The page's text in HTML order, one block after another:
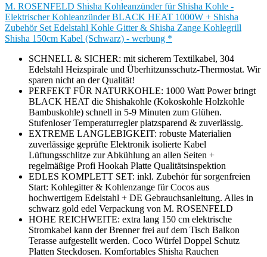
M. ROSENFELD Shisha Kohleanzünder für Shisha Kohle -
Elektrischer Kohleanzünder BLACK HEAT 1000W + Shisha
Zubehör Set Edelstahl Kohle Gitter & Shisha Zange Kohlegrill
Shisha 150cm Kabel (Schwarz) - werbung *
SCHNELL & SICHER: mit sicherem Textilkabel, 304
Edelstahl Heizspirale und Überhitzunsschutz-Thermostat. Wir
sparen nicht an der Qualität!
PERFEKT FÜR NATURKOHLE: 1000 Watt Power bringt
BLACK HEAT die Shishakohle (Kokoskohle Holzkohle
Bambuskohle) schnell in 5-9 Minuten zum Glühen.
Stufenloser Temperaturregler platzsparend & zuverlässig.
EXTREME LANGLEBIGKEIT: robuste Materialien
zuverlässige geprüfte Elektronik isolierte Kabel
Lüftungsschlitze zur Abkühlung an allen Seiten +
regelmäßige Profi Hookah Platte Qualitätsinspektion
EDLES KOMPLETT SET: inkl. Zubehör für sorgenfreien
Start: Kohlegitter & Kohlenzange für Cocos aus
hochwertigem Edelstahl + DE Gebrauchsanleitung. Alles in
schwarz gold edel Verpackung von M. ROSENFELD
HOHE REICHWEITE: extra lang 150 cm elektrische
Stromkabel kann der Brenner frei auf dem Tisch Balkon
Terasse aufgestellt werden. Coco Würfel Doppel Schutz
Platten Steckdosen. Komfortables Shisha Rauchen